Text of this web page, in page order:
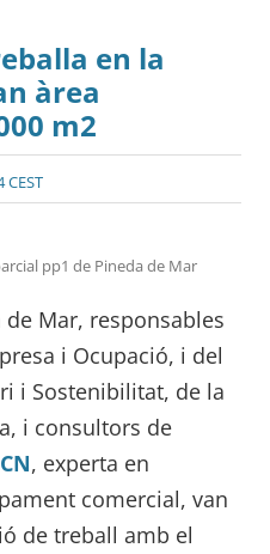
en la
àrea
m2
pp1 de Pineda de Mar
de Mar, responsables
i Ocupació, i del
i Sostenibilitat, de la
i consultors de
, experta en
comercial, van
de treball amb el